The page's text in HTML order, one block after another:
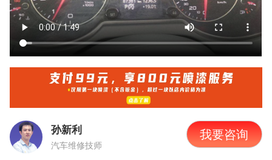
孙新利
汽车维修技师
我要咨询